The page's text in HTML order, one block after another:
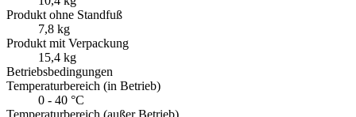
Produkt ohne Standfuß
7,8 kg
Produkt mit Verpackung
15,4 kg
Betriebsbedingungen
Temperaturbereich (in Betrieb)
0 - 40 °C
Temperaturbereich (außer Betrieb)